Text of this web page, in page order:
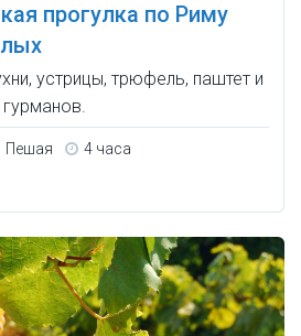
прогулка по Риму
устрицы, трюфель, паштет и
Пешая 4 часа